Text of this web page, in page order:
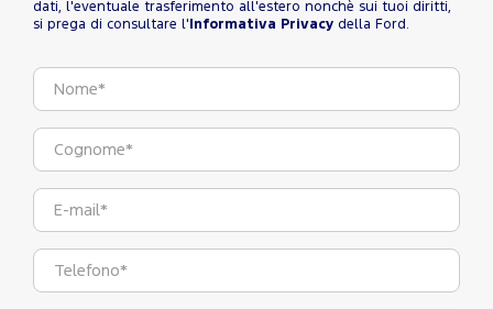
dati, l'eventuale trasferimento all'estero nonchè sui tuoi diritti,
si prega di consultare l' Informativa Privacy della Ford.